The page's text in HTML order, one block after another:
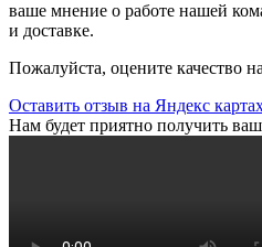
ваше мнение о работе нашей
и доставке.
Пожалуйста, оцените качество
Оставить отзыв на Яндекс
Нам будет приятно получить